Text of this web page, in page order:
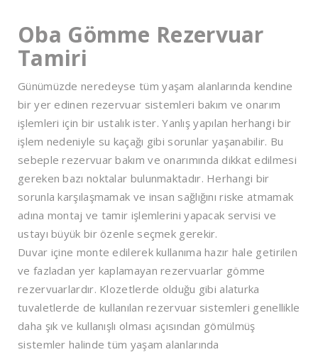
Oba Gömme Rezervuar
Tamiri
Günümüzde neredeyse tüm yaşam alanlarında kendine
bir yer edinen rezervuar sistemleri bakım ve onarım
işlemleri için bir ustalık ister. Yanlış yapılan herhangi bir
işlem nedeniyle su kaçağı gibi sorunlar yaşanabilir. Bu
sebeple rezervuar bakım ve onarımında dikkat edilmesi
gereken bazı noktalar bulunmaktadır. Herhangi bir
sorunla karşılaşmamak ve insan sağlığını riske atmamak
adına montaj ve tamir işlemlerini yapacak servisi ve
ustayı büyük bir özenle seçmek gerekir.
Duvar içine monte edilerek kullanıma hazır hale getirilen
ve fazladan yer kaplamayan rezervuarlar gömme
rezervuarlardır. Klozetlerde olduğu gibi alaturka
tuvaletlerde de kullanılan rezervuar sistemleri genellikle
daha şık ve kullanışlı olması açısından gömülmüş
sistemler halinde tüm yaşam alanlarında